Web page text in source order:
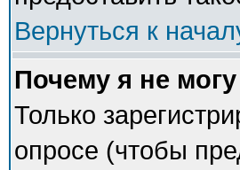
Вернуться к
Почему я не
Только
опросе (чтобы